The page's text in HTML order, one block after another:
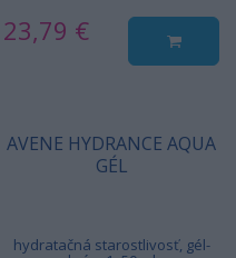
23,79 €
AVENE HYDRANCE AQUA
GÉL
hydratačná starostlivosť, gél-